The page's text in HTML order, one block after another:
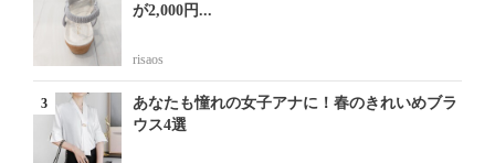
が2,000円...
risaos
あなたも憧れの女子アナに！春のきれいめブラ
ウス4選